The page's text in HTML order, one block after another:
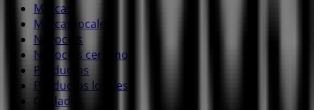
Marcas
Marcas locales
Negocios
Negocios cercanos
Productos
Productos locales
Ciudades